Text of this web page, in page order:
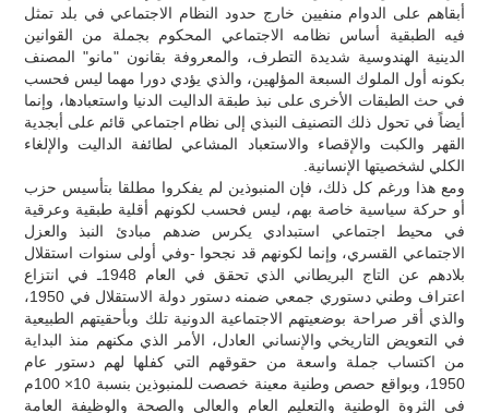
أبقاهم على الدوام منفيين خارج حدود النظام الاجتماعي في بلد تمثل
فيه الطبقية أساس نظامه الاجتماعي المحكوم بجملة من القوانين
الدينية الهندوسية شديدة التطرف، والمعروفة بقانون "مانو" المصنف
بكونه أول الملوك السبعة المؤلهين، والذي يؤدي دورا مهما ليس فحسب
في حث الطبقات الأخرى على نبذ طبقة الداليت الدنيا واستعبادها، وإنما
أيضاً في تحول ذلك التصنيف النبذي إلى نظام اجتماعي قائم على أبجدية
القهر والكبت والإقصاء والاستعباد المشاعي لطائفة الداليت والإلغاء
الكلي لشخصيتها الإنسانية.
ومع هذا ورغم كل ذلك، فإن المنبوذين لم يفكروا مطلقا بتأسيس حزب
أو حركة سياسية خاصة بهم، ليس فحسب لكونهم أقلية طبقية وعرقية
في محيط اجتماعي استبدادي يكرس ضدهم مبادئ النبذ والعزل
الاجتماعي القسري، وإنما لكونهم قد نجحوا -وفي أولى سنوات استقلال
بلادهم عن التاج البريطاني الذي تحقق في العام 1948ـ في انتزاع
اعتراف وطني دستوري جمعي ضمنه دستور دولة الاستقلال في 1950،
والذي أقر صراحة بوضعيتهم الاجتماعية الدونية تلك وبأحقيتهم الطبيعية
في التعويض التاريخي والإنساني العادل، الأمر الذي مكنهم منذ البداية
من اكتساب جملة واسعة من حقوقهم التي كفلها لهم دستور عام
1950، وبواقع حصص وطنية معينة خصصت للمنبوذين بنسبة 10× 100م
في الثروة الوطنية والتعليم العام والعالي والصحة والوظيفة العامة